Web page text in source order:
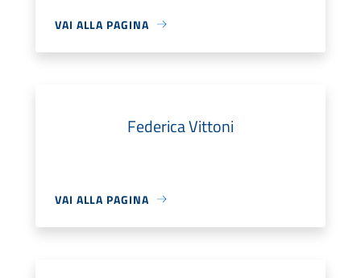
VAI ALLA PAGINA
Federica Vittoni
VAI ALLA PAGINA